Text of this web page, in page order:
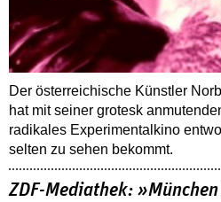
Der österreichische Künstler
hat mit seiner grotesk
radikales Experimentalkino
selten zu sehen bekommt.
ZDF-Mediathek: